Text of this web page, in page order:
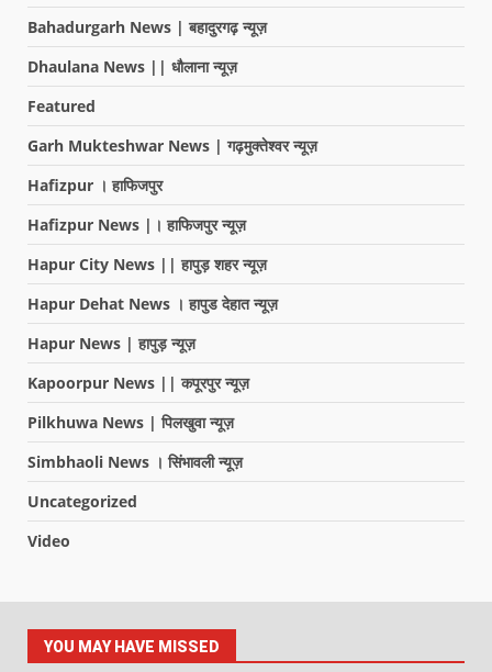
Bahadurgarh News | बहादुरगढ़ न्यूज़
Dhaulana News || धौलाना न्यूज़
Featured
Garh Mukteshwar News | गढ़मुक्तेश्वर न्यूज़
Hafizpur । हाफिजपुर
Hafizpur News |। हाफिजपुर न्यूज़
Hapur City News || हापुड़ शहर न्यूज़
Hapur Dehat News । हापुड देहात न्यूज़
Hapur News | हापुड़ न्यूज़
Kapoorpur News || कपूरपुर न्यूज़
Pilkhuwa News | पिलखुवा न्यूज़
Simbhaoli News । सिंभावली न्यूज़
Uncategorized
Video
YOU MAY HAVE MISSED